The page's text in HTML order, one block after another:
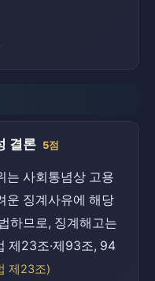
결론 5점
는 사회통념상 고용
운 징계사유에 해당
하므로, 징계해고는
제23조·제93조, 94
제23조)